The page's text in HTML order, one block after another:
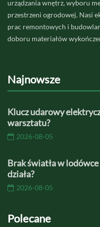
urządzania wnętrz, wyboru
przestrzeni ogrodowej. Nasi
prac remontowych i
doboru materiałów
Najnowsze
Klucz udarowy
warsztatu?
2026-08-05
Brak światła w
działa?
2026-08-05
Polecane